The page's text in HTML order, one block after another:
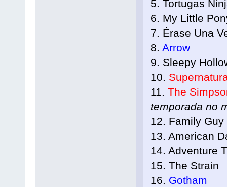
5. Tortugas
6. My Little
7. Érase Una
8. Arrow
9. Sleepy
10.
11. The
temporada no
12. Family Guy
13. American
14. Adventure
15. The Strain
16. Gotham